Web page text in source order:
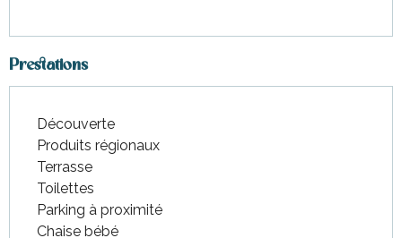
Prestations
Découverte
Produits régionaux
Terrasse
Toilettes
Parking à proximité
Chaise bébé